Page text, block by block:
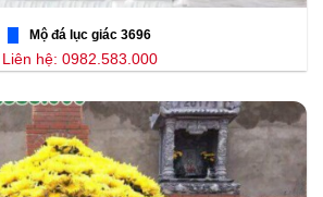
Mộ đá lục giác 3696
Liên hệ: 0982.583.000